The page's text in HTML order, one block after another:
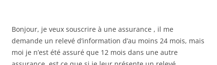
Bonjour, je veux souscrire à une assurance , il me
demande un relevé d’information d’au moins 24 mois, mais
moi je n’est été assuré que 12 mois dans une autre